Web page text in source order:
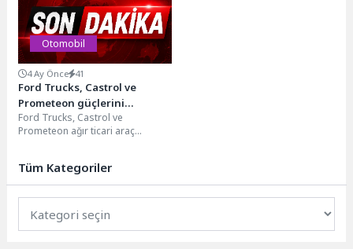
Otomobil
4 Ay Önce 41
Ford Trucks, Castrol ve
Prometeon güçlerini
birleştirdi: “Kaptanlar Kulübü
Senin Şehrinde” başlıyor
Ford Trucks, Castrol ve
Prometeon ağır ticari araç
Nisan...
Tüm Kategoriler